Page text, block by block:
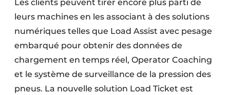
Les clients peuvent tirer encore plus parti de
leurs machines en les associant à des solutions
numériques telles que Load Assist avec pesage
embarqué pour obtenir des données de
chargement en temps réel, Operator Coaching
et le système de surveillance de la pression des
pneus. La nouvelle solution Load Ticket est